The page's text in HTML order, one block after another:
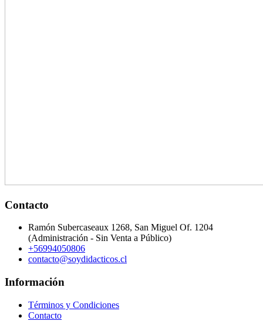
Contacto
Ramón Subercaseaux 1268, San Miguel Of. 1204
(Administración - Sin Venta a Público)
+56994050806
contacto@soydidacticos.cl
Información
Términos y Condiciones
Contacto